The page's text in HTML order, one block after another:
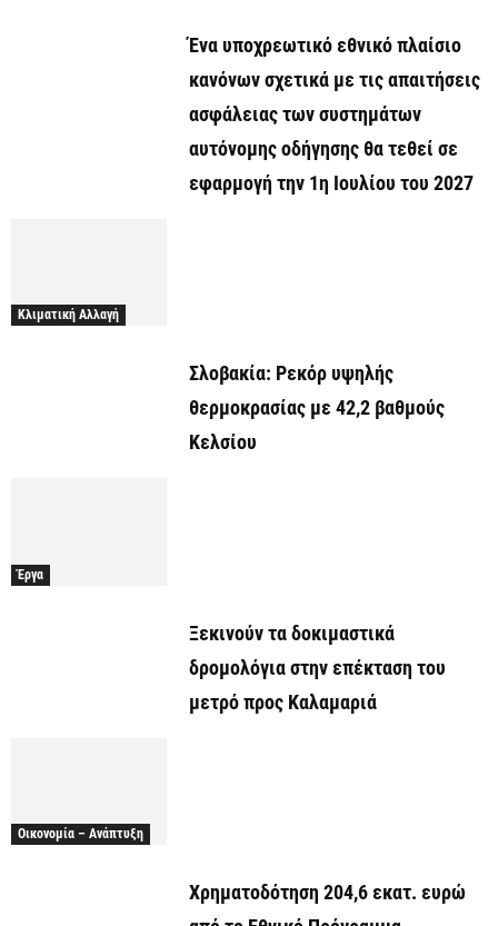
Ένα υποχρεωτικό εθνικό πλαίσιο
κανόνων σχετικά με τις απαιτήσεις
ασφάλειας των συστημάτων
αυτόνομης οδήγησης θα τεθεί σε
εφαρμογή την 1η Ιουλίου του 2027
Κλιματική Αλλαγή
Σλοβακία: Ρεκόρ υψηλής
θερμοκρασίας με 42,2 βαθμούς
Κελσίου
Έργα
Ξεκινούν τα δοκιμαστικά
δρομολόγια στην επέκταση του
μετρό προς Καλαμαριά
Οικονομία – Ανάπτυξη
Χρηματοδότηση 204,6 εκατ. ευρώ